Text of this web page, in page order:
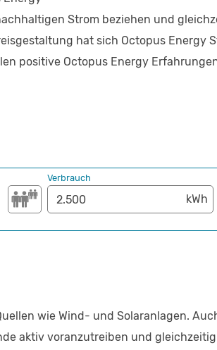
Strom beziehen und
hat sich Octopus Energy
positive Octopus Energy
Verbrauch
wie Wind- und Solaranlagen.
aktiv voranzutreiben und